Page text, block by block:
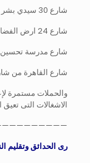
شارع 30 سيدي بشر قبلى
شارع 24 ارض الفضالي سيدي بشر قبلى
شارع مدرسة
شارع القاهرة من
والحملات مستمرة
الاشغالات التى تعيق
رى الحدائق وتقليم